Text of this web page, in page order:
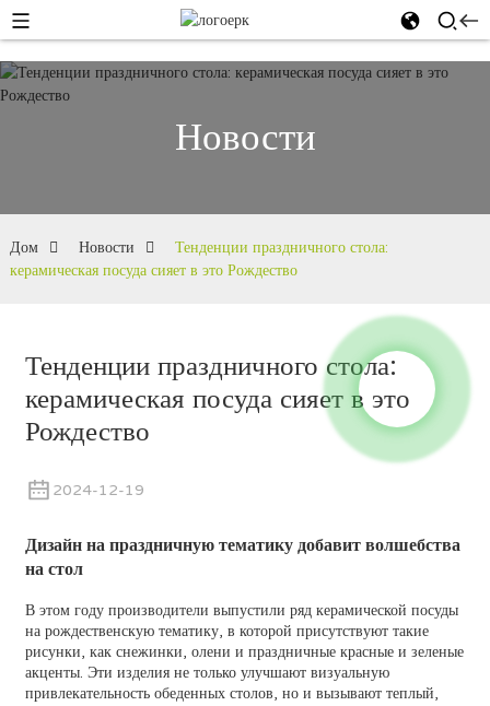
Новости
Дом Новости
Тенденции праздничного стола:
керамическая посуда сияет в это Рождество
Тенденции праздничного стола:
керамическая посуда сияет в это
Рождество
2024-12-19
Дизайн на праздничную тематику добавит волшебства
на стол
В этом году производители выпустили ряд керамической посуды
на рождественскую тематику, в которой присутствуют такие
рисунки, как снежинки, олени и праздничные красные и зеленые
акценты. Эти изделия не только улучшают визуальную
привлекательность обеденных столов, но и вызывают теплый,